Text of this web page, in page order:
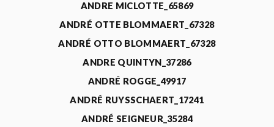
ANDRE MICLOTTE_65869
ANDRÉ OTTE BLOMMAERT_67328
ANDRÉ OTTO BLOMMAERT_67328
ANDRE QUINTYN_37286
ANDRÉ ROGGE_49917
ANDRÉ RUYSSCHAERT_17241
ANDRÉ SEIGNEUR_35284